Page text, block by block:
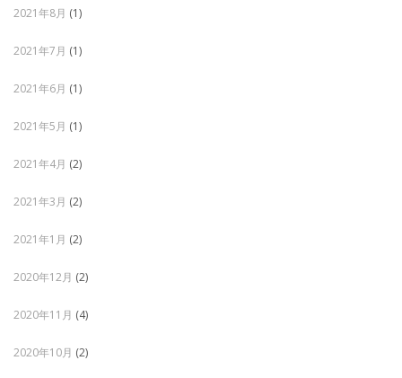
2021年8月 (1)
2021年7月 (1)
2021年6月 (1)
2021年5月 (1)
2021年4月 (2)
2021年3月 (2)
2021年1月 (2)
2020年12月 (2)
2020年11月 (4)
2020年10月 (2)